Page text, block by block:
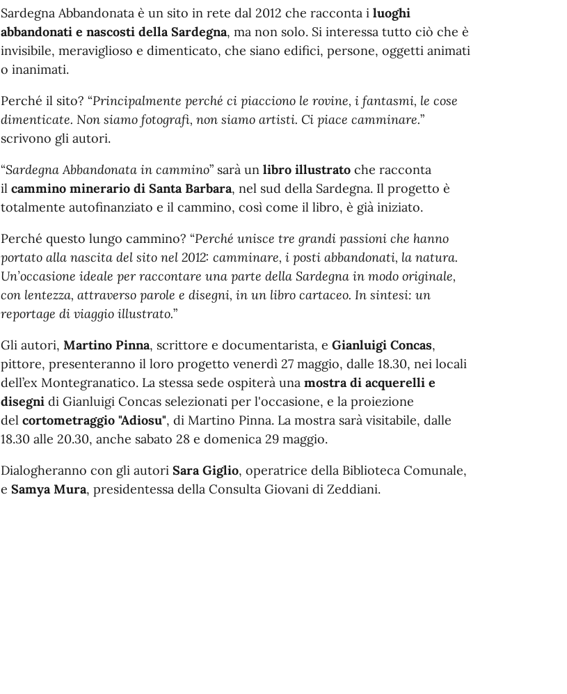
Sardegna Abbandonata è un sito in rete dal 2012 che racconta i luoghi
abbandonati e nascosti della Sardegna, ma non solo. Si interessa tutto ciò che è
invisibile, meraviglioso e dimenticato, che siano edifici, persone, oggetti animati
o inanimati.
Perché il sito? “Principalmente perché ci piacciono le rovine, i fantasmi, le cose
dimenticate. Non siamo fotografi, non siamo artisti. Ci piace camminare.”
scrivono gli autori.
“Sardegna Abbandonata in cammino” sarà un libro illustratoche racconta
il cammino minerario di Santa Barbara, nel sud della Sardegna. Il progetto è
totalmente autofinanziato e il cammino, così come il libro, è già iniziato.
Perché questo lungo cammino? “Perché unisce tre grandi passioni che hanno
portato alla nascita del sito nel 2012: camminare, i posti abbandonati, la natura.
Un’occasione ideale per raccontare una parte della Sardegna in modo originale,
con lentezza, attraverso parole e disegni, in un libro cartaceo. In sintesi: un
reportage di viaggio illustrato.”
Gli autori, Martino Pinna, scrittore e documentarista, e Gianluigi Concas,
pittore, presenteranno il loro progetto venerdì 27 maggio, dalle 18.30, nei locali
dell’ex Montegranatico. La stessa sede ospiterà una mostra di acquerelli e
disegnidi Gianluigi Concas selezionati per l'occasione, e la proiezione
del cortometraggio "Adiosu", di Martino Pinna. La mostra sarà visitabile, dalle
18.30 alle 20.30, anche sabato 28 e domenica 29 maggio.
Dialogheranno con gli autori Sara Giglio, operatrice della Biblioteca Comunale,
e Samya Mura, presidentessa della Consulta Giovani di Zeddiani.